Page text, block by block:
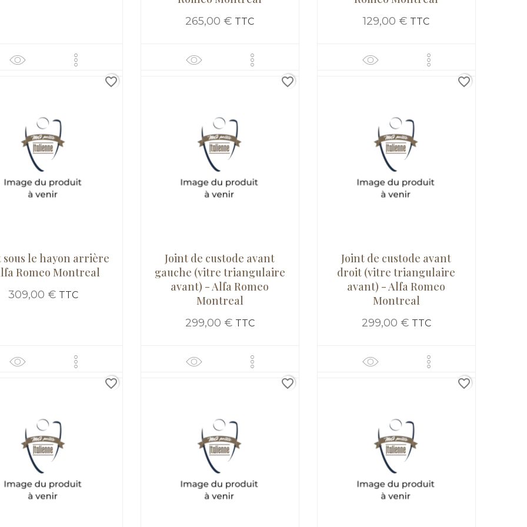
265,00 € TTC 129,00 € TTC
sous le hayon arrière
Romeo Montreal
309,00 € TTC
favorite_border
Joint de custode avant
gauche (vitre triangulaire
avant) - Alfa Romeo
Montreal
299,00 € TTC
favorite_border
Joint de custode avant
droit (vitre triangulaire
avant) - Alfa Romeo
Montreal
299,00 € TTC
favorite_border
favorite_border favorite_border favorite_border